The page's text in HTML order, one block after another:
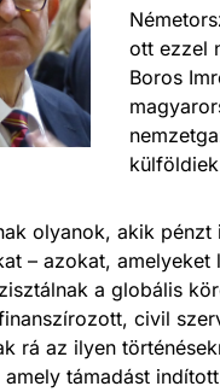
ott ezzel
Boros
olyanok, akik
– azokat,
a globális
civil
rá az ilyen
amely támadást